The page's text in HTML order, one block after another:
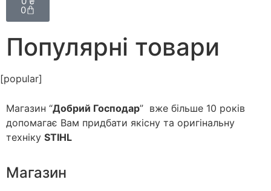
0
Популярні товари
[popular]
Магазин “Добрий Господар” вже більше 10 років
допомагає Вам придбати якісну та оригінальну
техніку STIHL
Магазин